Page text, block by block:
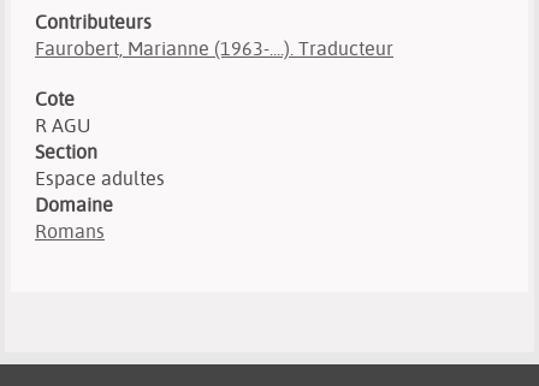
Contributeurs
Faurobert, Marianne (1963-....). Traducteur
Cote
R AGU
Section
Espace adultes
Domaine
Romans